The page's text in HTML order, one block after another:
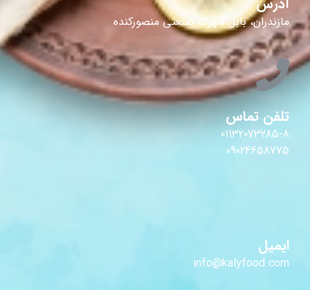
مازندران، بابل شهرک صنعتی منصورکنده
تلفن تماس
01132073285-8
09024658775
ایمیل
info@kalyfood.com